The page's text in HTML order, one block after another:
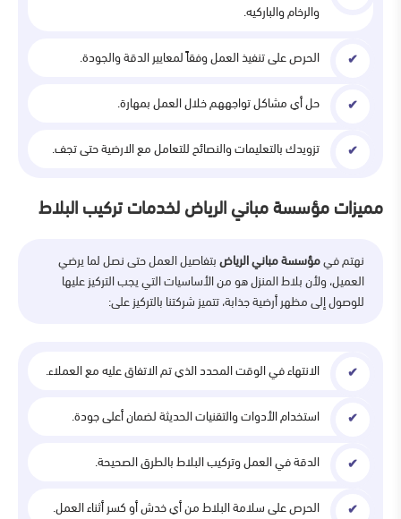
والرخام والباركيه.
الحرص على تنفيذ العمل وفقاً لمعايير الدقة والجودة.
حل أي مشاكل تواجههم خلال العمل بمهارة.
تزويدك بالتعليمات والنصائح للتعامل مع الارضية حتى تجف.
مميزات مؤسسة مباني الرياض لخدمات تركيب البلاط
نهتم فيمؤسسة مباني الرياضبتفاصيل العمل حتى نصل لما يرضي
العميل، ولأن بلاط المنزل هو من الأساسيات التي يجب التركيز عليها
للوصول إلى مظهر أرضية جذابة، تتميز شركتنا بالتركيز على:
الانتهاء في الوقت المحدد الذي تم الاتفاق عليه مع العملاء.
استخدام الأدوات والتقنيات الحديثة لضمان أعلى جودة.
الدقة في العمل وتركيب البلاط بالطرق الصحيحة.
الحرص على سلامة البلاط من أي خدش أو كسر أثناء العمل.